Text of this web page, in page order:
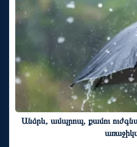
Անձրև, ամպրոպ, քամու